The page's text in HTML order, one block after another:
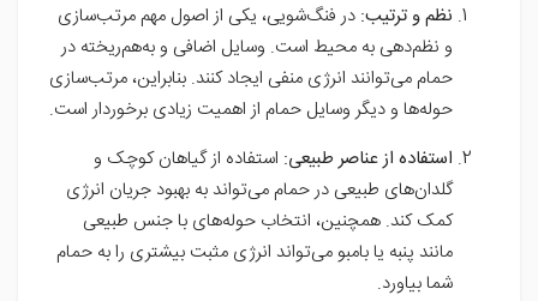
نظم و ترتیب: در فنگ‌شویی، یکی از اصول مهم مرتب‌سازی
و نظم‌دهی به محیط است. وسایل اضافی و به‌هم‌ریخته در
حمام می‌توانند انرژی منفی ایجاد کنند. بنابراین، مرتب‌سازی
حوله‌ها و دیگر وسایل حمام از اهمیت زیادی برخوردار است.
استفاده از عناصر طبیعی: استفاده از گیاهان کوچک و
گلدان‌های طبیعی در حمام می‌تواند به بهبود جریان انرژی
کمک کند. همچنین، انتخاب حوله‌های با جنس طبیعی
مانند پنبه یا بامبو می‌تواند انرژی مثبت بیشتری را به حمام
شما بیاورد.